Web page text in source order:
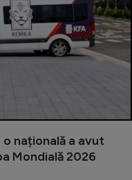
națională a avut
Mondială 2026